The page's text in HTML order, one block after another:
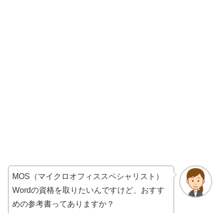
MOS（マイクロオフィススペシャリスト）
Wordの資格を取りたいんですけど、おすす
めの参考書ってありますか？